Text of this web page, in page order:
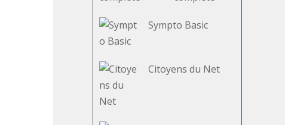
Sympto Basic
Citoyens du Net